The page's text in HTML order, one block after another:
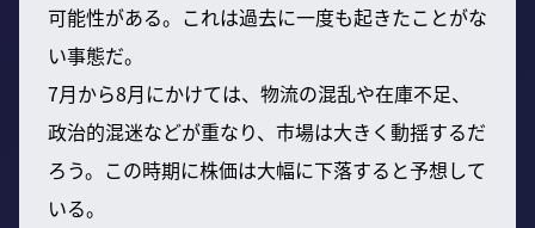
可能性がある。これは過去に一度も起きたことがな
い事態だ。
7月から8月にかけては、物流の混乱や在庫不足、
政治的混迷などが重なり、市場は大きく動揺するだ
ろう。この時期に株価は大幅に下落すると予想して
いる。